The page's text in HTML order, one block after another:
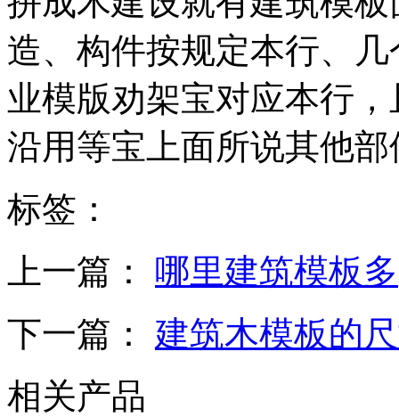
造、构件按规定本行、
业模版劝架宝对应本行
沿用等宝上面所说其他
标签：
上一篇： 哪里建筑模板多
下一篇： 建筑木模板的
相关产品